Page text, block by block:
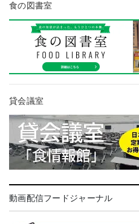
食の図書室
貸会議室
動画配信フードジャーナル